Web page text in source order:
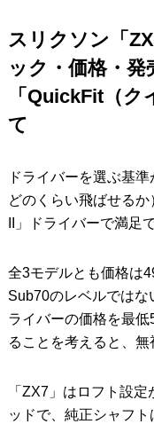
スリクソン「
ック・価格・
「QuickFit（
て
ドライバーを選ぶ基
どのくらい飛ばせる
II」ドライバーで満足
全3モデルとも価格は
Sub70のレベルではな
ライバーの価格を最
ることを考えると、無
「ZX7」はロフト設
ッドで、純正シャフ